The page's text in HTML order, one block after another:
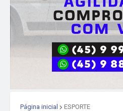
Página inicial ESPORTE